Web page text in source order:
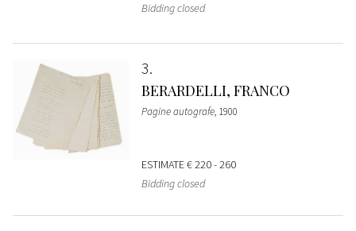
Bidding closed
3
BERARDELLI, FRANCO
Pagine autografe, 1900
ESTIMATE€ 220 - 260
Bidding closed